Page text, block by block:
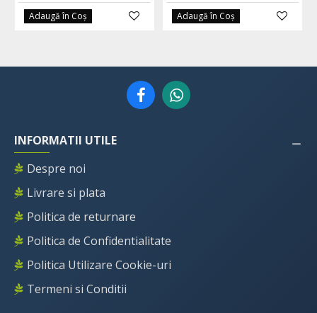
Adaugă în Coş Adaugă în Coş
INFORMATII UTILE
Despre noi
Livrare si plata
Politica de returnare
Politica de Confidentialitate
Politica Utilizare Cookie-uri
Termeni si Conditii